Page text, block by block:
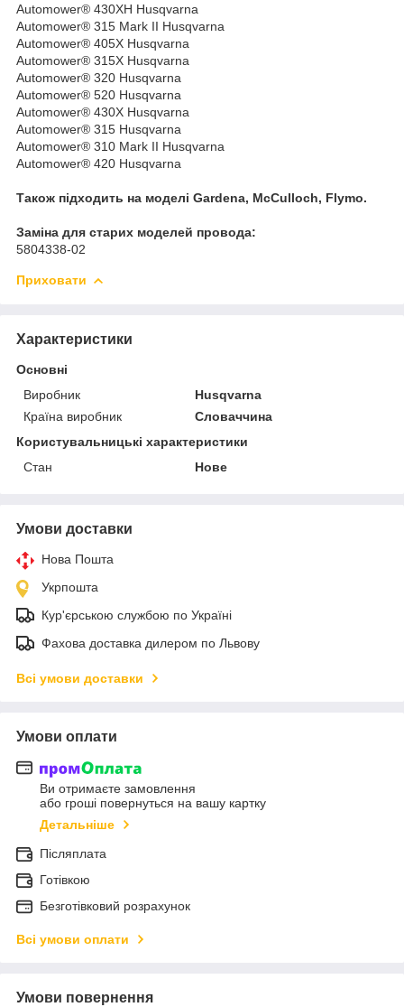
Automower® 430XH Husqvarna
Automower® 315 Mark II Husqvarna
Automower® 405X Husqvarna
Automower® 315X Husqvarna
Automower® 320 Husqvarna
Automower® 520 Husqvarna
Automower® 430X Husqvarna
Automower® 315 Husqvarna
Automower® 310 Mark II Husqvarna
Automower® 420 Husqvarna
Також підходить на моделі Gardena, McCulloch, Flymo.
Заміна для старих моделей провода:
5804338-02
Приховати
Характеристики
Основні
Виробник
Husqvarna
Країна виробник
Словаччина
Користувальницькі характеристики
Стан
Нове
Умови доставки
Нова Пошта
Укрпошта
Кур'єрською службою по Україні
Фахова доставка дилером по Львову
Всі умови доставки
Умови оплати
Ви отримаєте замовлення
або гроші повернуться на вашу картку
Детальніше
Післяплата
Готівкою
Безготівковий розрахунок
Всі умови оплати
Умови повернення